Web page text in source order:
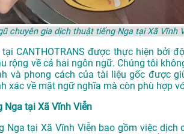
chuyên gia dịch thuật tiếng Nga tại Xã Vĩnh
CANTHOTRANS được thực hiện bởi
rộng về cả hai ngôn ngữ. Chúng tôi
và phong cách của tài liệu gốc được
xác về mặt ngữ nghĩa mà còn phù hợp
Nga tại Xã Vĩnh Viễn
Nga tại Xã Vĩnh Viễn bao gồm việc